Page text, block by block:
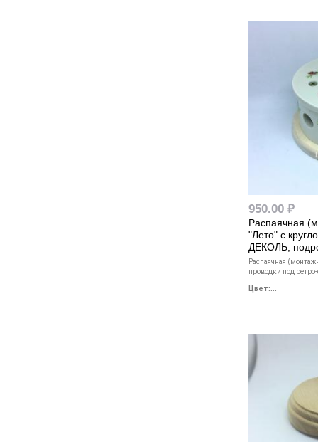
950.00 ₽
Распаячная
"Лето" с
ДЕКОЛЬ,
Распаячная
проводки под
Цвет:...